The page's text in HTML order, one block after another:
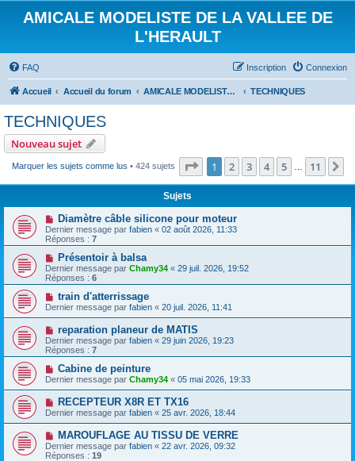
AMICALE MODELISTE DE LA VALLEE DE
L'HERAULT
FAQ Connexion
Inscription
Accueil Accueil du forum AMICALE MODELISTE DE LA VALLEE DE L'HERAULT TECHNIQUES
TECHNIQUES
Nouveau sujet
Marquer les sujets comme lus • 424 sujets Page 1sur11
1 2 3 4 5 11
Sujets
Diamètre câble silicone pour moteur
Dernier message par fabien « 02 août 2026, 11:33
Réponses : 7
Présentoir à balsa
Dernier message par Chamy34 « 29 juil. 2026, 19:52
Réponses : 6
train d'atterrissage
Dernier message par fabien « 20 juil. 2026, 11:41
reparation planeur de MATIS
Dernier message par fabien « 29 juin 2026, 19:23
Réponses : 7
Cabine de peinture
Dernier message par Chamy34 « 05 mai 2026, 19:33
RECEPTEUR X8R ET TX16
Dernier message par fabien « 25 avr. 2026, 18:44
MAROUFLAGE AU TISSU DE VERRE
Dernier message par fabien « 22 avr. 2026, 09:32
Réponses : 19